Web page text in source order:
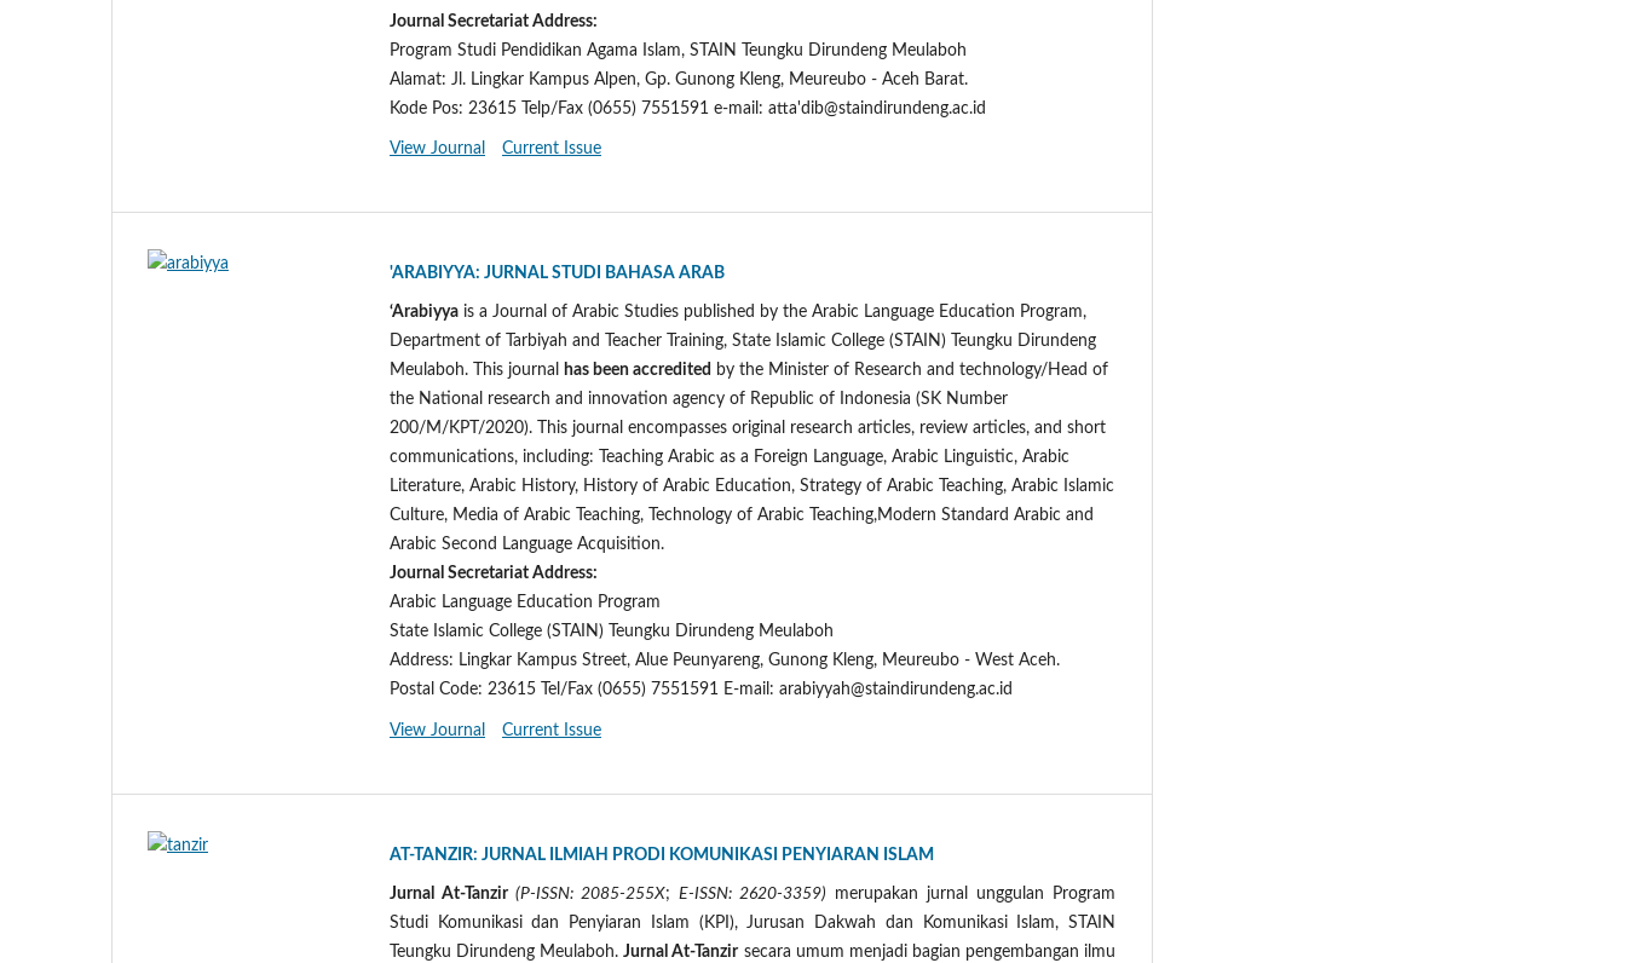
Journal Secretariat Address:
Program Studi Pendidikan Agama Islam, STAIN Teungku Dirundeng Meulaboh
Alamat: Jl. Lingkar Kampus Alpen, Gp. Gunong Kleng, Meureubo - Aceh Barat.
Kode Pos: 23615 Telp/Fax (0655) 7551591 e-mail: atta'dib@staindirundeng.ac.id
View Journal Current Issue
'ARABIYYA: JURNAL STUDI BAHASA ARAB
‘Arabiyya is a Journal of Arabic Studies published by the Arabic Language Education Program,
Department of Tarbiyah and Teacher Training, State Islamic College (STAIN) Teungku Dirundeng
Meulaboh. This journal
has been accredited by the Minister of Research and technology/Head of
the National research and innovation agency of Republic of Indonesia (SK Number
200/M/KPT/2020). This journal encompasses original research articles, review articles, and short
communications, including: Teaching Arabic as a Foreign Language, Arabic Linguistic, Arabic
Literature, Arabic History, History of Arabic Education, Strategy of Arabic Teaching, Arabic Islamic
Culture, Media of Arabic Teaching, Technology of Arabic Teaching,Modern Standard Arabic and
Arabic Second Language Acquisition.
Journal Secretariat Address:
Arabic Language Education Program
State Islamic College (STAIN) Teungku Dirundeng Meulaboh
Address: Lingkar Kampus Street, Alue Peunyareng, Gunong Kleng, Meureubo - West Aceh.
Postal Code: 23615 Tel/Fax (0655) 7551591 E-mail: arabiyyah@staindirundeng.ac.id
View Journal Current Issue
AT-TANZIR: JURNAL ILMIAH PRODI KOMUNIKASI PENYIARAN ISLAM
Jurnal At-Tanzir (P-ISSN: 2085-255X; E-ISSN: 2620-3359) merupakan jurnal unggulan Program
Studi Komunikasi dan Penyiaran Islam (KPI), Jurusan Dakwah dan Komunikasi Islam, STAIN
Teungku Dirundeng Meulaboh.Jurnal At-Tanzirsecara umum menjadi bagian pengembangan ilmu